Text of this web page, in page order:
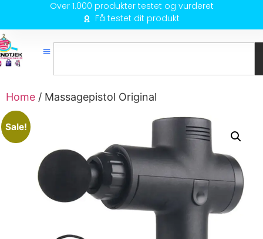
Over 1.000 produkter testet og vurderet
Få testet dit produkt
Home / Massagepistol Original
Sale!